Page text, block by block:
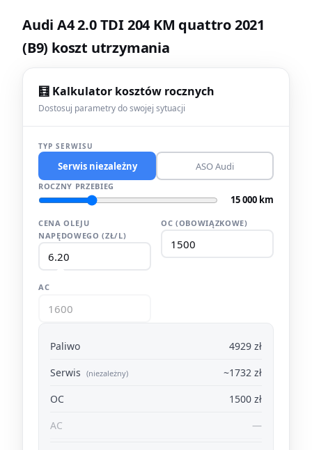
Audi A4 2.0 TDI 204 KM quattro 2021
(B9) koszt utrzymania
🧮 Kalkulator kosztów rocznych
Dostosuj parametry do swojej sytuacji
TYP SERWISU
Serwis niezależny ASO Audi
ROCZNY PRZEBIEG
15 000 km
CENA OLEJU
NAPĘDOWEGO (ZŁ/L)
OC (OBOWIĄZKOWE)
AC
Paliwo
4929 zł
Serwis (niezależny)
~1732 zł
OC
1500 zł
AC
—